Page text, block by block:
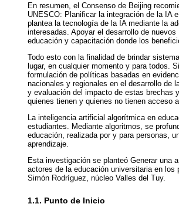
En resumen, el Consenso de Beijing
UNESCO: Planificar la integración de la IA
plantea la tecnología de la IA mediante la
interesadas. Apoyar el desarrollo de
educación y capacitación donde los
Todo esto con la finalidad de brindar
lugar, en cualquier momento y para todos.
formulación de políticas basadas en
nacionales y regionales en el desarrollo de
y evaluación del impacto de estas brechas
quienes tienen y quienes no tienen acceso
La inteligencia artificial algorítmica en
estudiantes. Mediante algoritmos, se
educación, realizada por y para personas,
aprendizaje.
Esta investigación se planteó Generar una
actores de la educación universitaria en los
Simón Rodríguez, núcleo Valles del Tuy.
1.1. Punto de Inicio